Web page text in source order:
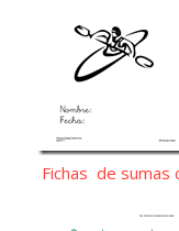
Fichas de sumas